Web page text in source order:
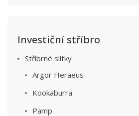
Investiční stříbro
Stříbrné slitky
Argor Heraeus
Kookaburra
Pamp